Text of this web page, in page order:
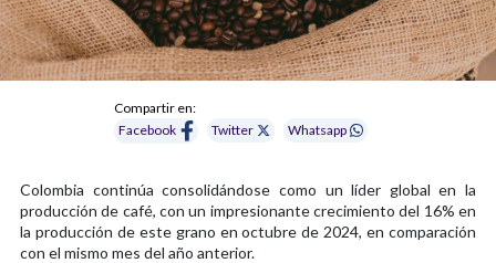
Compartir en:
Facebook
Twitter Whatsapp
Colombia continúa consolidándose como un líder global en la
producción de café, con un impresionante crecimiento del 16% en
la producción de este grano en octubre de 2024, en comparación
con el mismo mes del año anterior.